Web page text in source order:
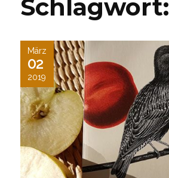
Schlagwort:
März
02
2019